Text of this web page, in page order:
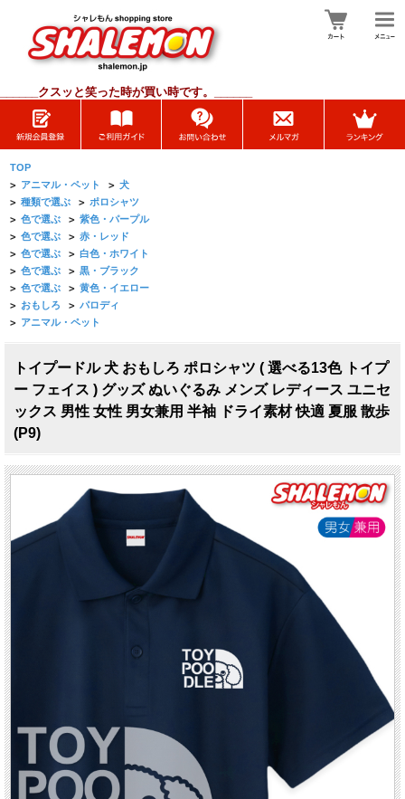
クスッと笑った時が買い時です。______
TOP
> アニマル・ペット > 犬
> 種類で選ぶ > ポロシャツ
> 色で選ぶ > 紫色・パープル
> 色で選ぶ > 赤・レッド
> 色で選ぶ > 白色・ホワイト
> 色で選ぶ > 黒・ブラック
> 色で選ぶ > 黄色・イエロー
> おもしろ > パロディ
> アニマル・ペット
トイプードル 犬 おもしろ ポロシャツ ( 選べる13色 トイプ
ー フェイス ) グッズ ぬいぐるみ メンズ レディース ユニセ
ックス 男性 女性 男女兼用 半袖 ドライ素材 快適 夏服 散歩
(P9)